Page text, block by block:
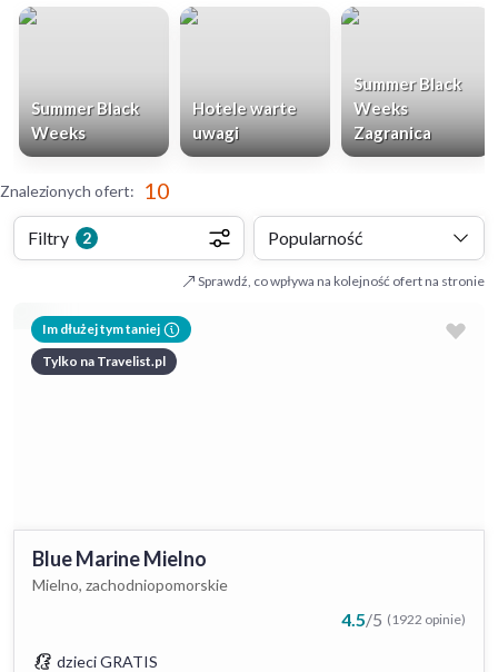
Summer Black
Weeks
Hotele warte
uwagi
Summer Black
Weeks
Zagranica
Znalezionych ofert: 10
Filtry 2 Popularność
Sprawdź, co wpływa na kolejność ofert na stronie
Im dłużej tym taniej
Tylko na Travelist.pl
Blue Marine Mielno
Mielno, zachodniopomorskie
4.5/5 (1922 opinie)
dzieci GRATIS